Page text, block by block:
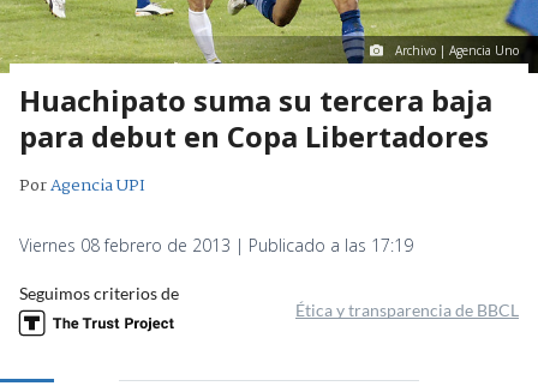
Archivo | Agencia Uno
Huachipato suma su tercera baja
para debut en Copa Libertadores
PorAgencia UPI
Viernes 08 febrero de 2013 | Publicado a las 17:19
Seguimos criterios de
Ética y transparencia de BBCL